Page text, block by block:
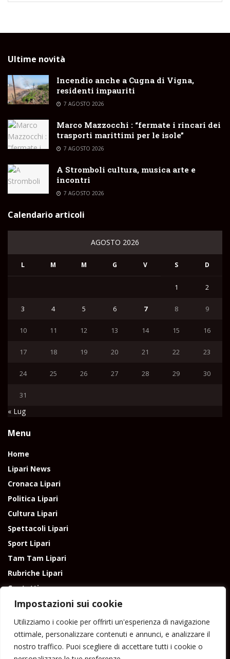
Impostazioni sui cookie
Utilizziamo i cookie per offrirti un'esperienza di navigazione
ottimale, personalizzare contenuti e annunci, e analizzare il
nostro traffico. Puoi scegliere di accettare tutti i cookie o
Ultime novità
Incendio anche a Cugna di Vigna,
residenti impauriti
7 AGOSTO 2026
Marco Mazzocchi : “fermate i rincari dei
trasporti marittimi per le isole”
7 AGOSTO 2026
A Stromboli cultura, musica arte e
incontri
7 AGOSTO 2026
Calendario articoli
AGOSTO 2026
L M M G V S D
1 2
3 4 5 6 7 8 9
10 11 12 13 14 15 16
17 18 19 20 21 22 23
24 25 26 27 28 29 30
31
« Lug
Menu
Home
Lipari News
Cronaca Lipari
Politica Lipari
Cultura Lipari
Spettacoli Lipari
Sport Lipari
Tam Tam Lipari
Rubriche Lipari
Contatti
Direttore responsabile: Peppe Paino - Eolmedia, via Zinzolo, 20 - 980555 -